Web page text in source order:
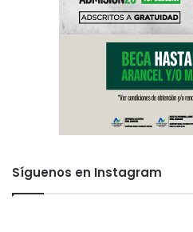
Síguenos en Instagram